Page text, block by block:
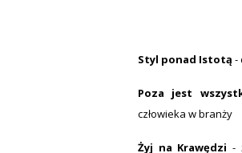
Styl ponad Istotą -
Poza jest
człowieka w branży
Żyj na Krawędzi -